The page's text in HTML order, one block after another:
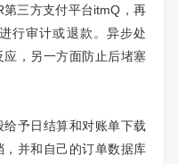
三方支付平台itmQ，再
行审计或退款。异步处
，另一方面防止后堵塞
予日结算和对账单下载
并和自己的订单数据库